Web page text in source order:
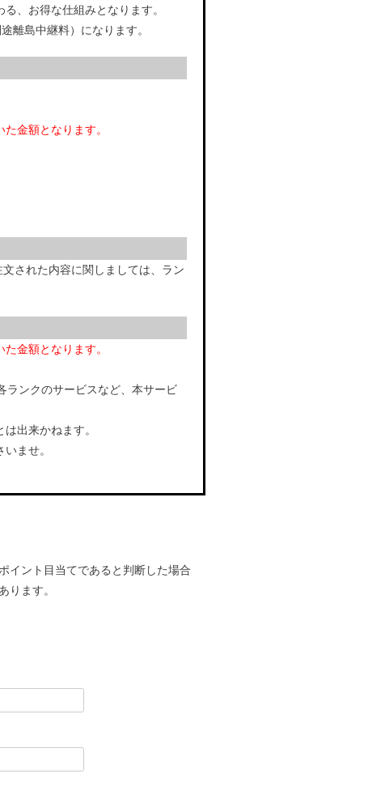
、お得な仕組みとなります。
離島中継料）になります。
金額となります。
された内容に関しましては、ラン
金額となります。
ランクのサービスなど、本サービ
出来かねます。
ませ。
イント目当てであると判断した場合
ります。